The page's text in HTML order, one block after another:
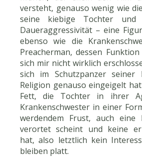
versteht, genauso wenig wie
seine kiebige Tochter und
Daueraggressivität – eine
ebenso wie die
Preacherman, dessen
sich mir nicht wirklich
sich im Schutzpanzer seiner
Religion genauso eingeigelt
Fett, die Tochter in ihrer
Krankenschwester in einer
werdendem Frust, auch eine
verortet scheint und keine
hat, also letztlich kein
bleiben platt.